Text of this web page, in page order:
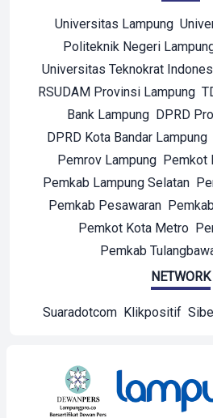
Universitas Lampung
Politeknik Negeri
Universitas Teknokrat
RSUDAM Provinsi Lampung
Bank Lampung
DPRD
DPRD Kota Bandar Lampung
Pemrov Lampung Pemkot
Pemkab Lampung Selatan
Pemkab Pesawaran
Pemkot Kota Metro
Pemkab
NETWORK
Suaradotcom Klikpositif